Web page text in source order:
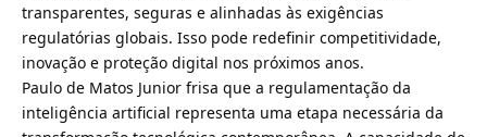
transparentes, seguras e alinhadas às exigências
regulatórias globais. Isso pode redefinir competitividade,
inovação e proteção digital nos próximos anos.
Paulo de Matos Junior frisa que a regulamentação da
inteligência artificial representa uma etapa necessária da